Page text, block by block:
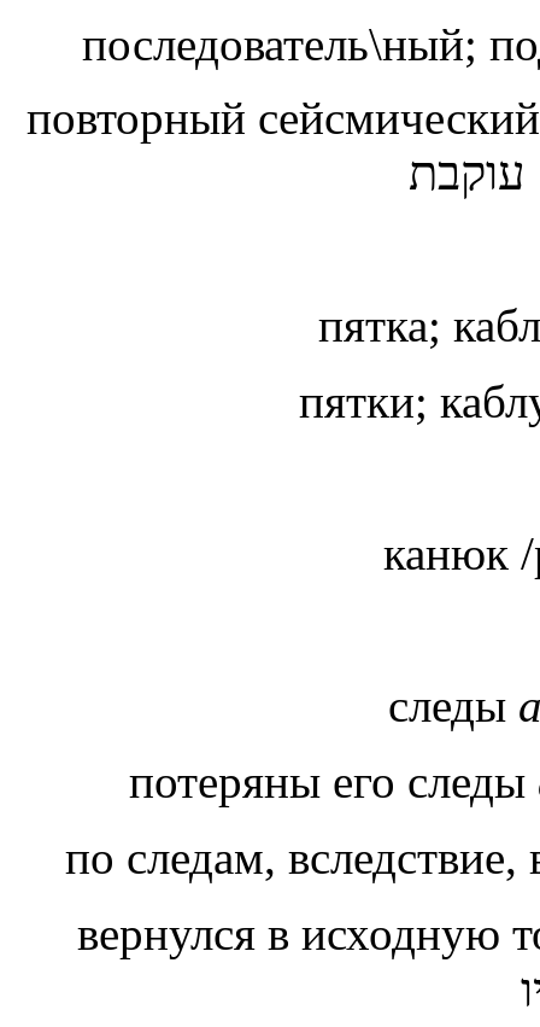
последователь\ный;
повторный
пятка;
пятки;
канюк /
следы
потеряны его следы
по следам, вследствие,
вернулся в исходную